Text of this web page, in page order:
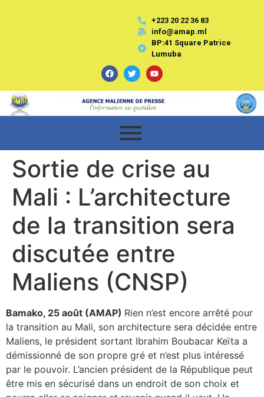
+223 20 22 36 83
info@amap.ml
BP:41 Square Patrice
Lumuba
Sortie de crise au
Mali : L’architecture
de la transition sera
discutée entre
Maliens (CNSP)
Bamako, 25 août (AMAP) Rien n’est encore arrêté pour
la transition au Mali, son architecture sera décidée entre
Maliens, le président sortant Ibrahim Boubacar Keïta a
démissionné de son propre gré et n’est plus intéressé
par le pouvoir. L’ancien président de la République peut
être mis en sécurisé dans un endroit de son choix et